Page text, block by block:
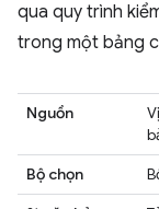
qua quy trình
trong một bảng
Nguồn
Bộ chọn